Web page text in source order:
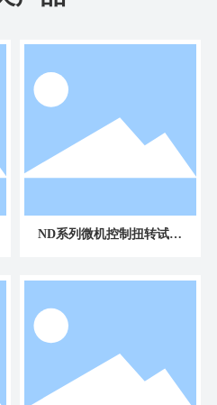
ND系列微机控制扭转试验